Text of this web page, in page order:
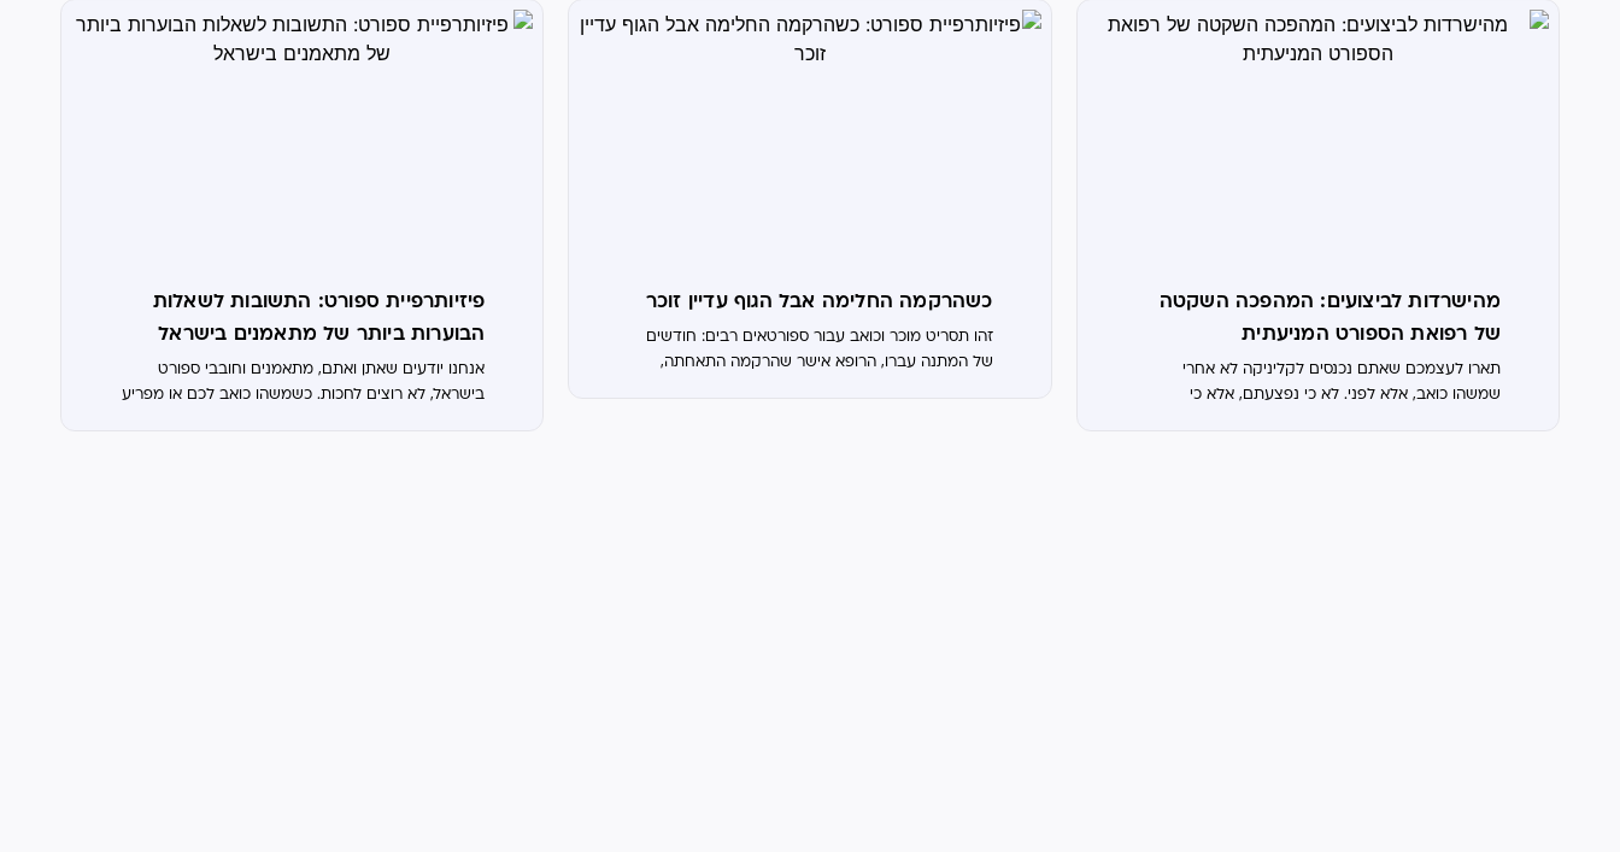
מהישרדות לביצועים: המהפכה השקטה
של רפואת הספורט המניעתית
תארו לעצמכם שאתם נכנסים לקליניקה לא אחרי
שמשהו כואב, אלא לפני. לא כי נפצעתם, אלא כי
כשהרקמה החלימה אבל הגוף עדיין זוכר
זהו תסריט מוכר וכואב עבור ספורטאים רבים: חודשים
של המתנה עברו, הרופא אישר שהרקמה התאחתה,
פיזיותרפיית ספורט: התשובות לשאלות
הבוערות ביותר של מתאמנים בישראל
אנחנו יודעים שאתן ואתם, מתאמנים וחובבי ספורט
בישראל, לא רוצים לחכות. כשמשהו כואב לכם או מפריע